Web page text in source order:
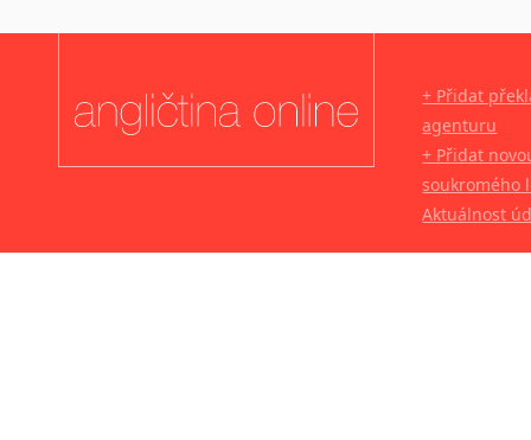
+ Přidat
agenturu
+ Přidat
soukromého
Aktuálnost